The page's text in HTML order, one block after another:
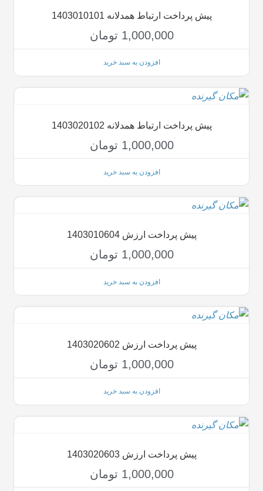
پیش پرداخت ارتباط همدلانه 1403010101
1,000,000 تومان
افزودن به سبد خرید
پیش پرداخت ارتباط همدلانه 1403020102
1,000,000 تومان
افزودن به سبد خرید
پیش پرداخت ارزش 1403010604
1,000,000 تومان
افزودن به سبد خرید
پیش پرداخت ارزش 1403020602
1,000,000 تومان
افزودن به سبد خرید
پیش پرداخت ارزش 1403020603
1,000,000 تومان